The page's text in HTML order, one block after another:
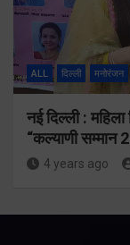
ALL दिल्ली मनोरंजन
नई दिल्ली :
“कल्याणी सम्मान
4 years ago